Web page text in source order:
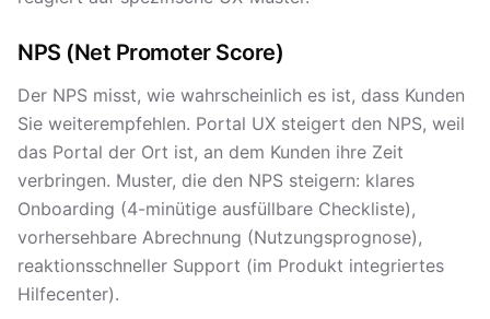
NPS (Net Promoter Score)
Der NPS misst, wie wahrscheinlich es ist, dass Kunden
Sie weiterempfehlen. Portal UX steigert den NPS, weil
das Portal der Ort ist, an dem Kunden ihre Zeit
verbringen. Muster, die den NPS steigern: klares
Onboarding (4-minütige ausfüllbare Checkliste),
vorhersehbare Abrechnung (Nutzungsprognose),
reaktionsschneller Support (im Produkt integriertes
Hilfecenter).